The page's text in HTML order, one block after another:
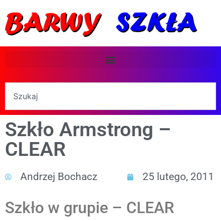
Szkło Armstrong –
CLEAR
Andrzej Bochacz 25 lutego, 2011
Szkło w grupie – CLEAR